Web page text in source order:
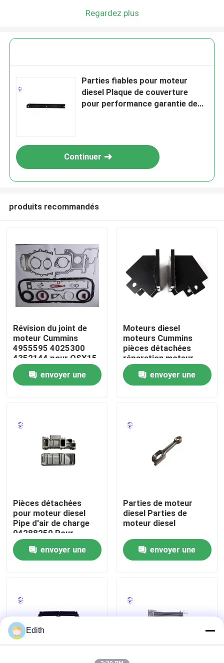
Aperçu
A propos de nous
Visite d'usine
Contrôle de la qualité
Contact
Demande de soumission
Moteur de
Regardez plus
Parties fiables pour moteur
diesel Plaque de couverture
pour performance garantie de
Continuer
produits recommandés
Révision du joint de
moteur Cummins
4955595 4025300
4352144 pour QSX15
ISX15
envoyer une
Moteurs diesel
moteurs Cummins
pièces détachées
réparation moteur
envoyer une
Pièces détachées
pour moteur diesel
Pipe d'air de charge
04288250 Pour
moteur Deutz
envoyer une
Parties de moteur
diesel Parties de
moteur diesel
envoyer une
Edith